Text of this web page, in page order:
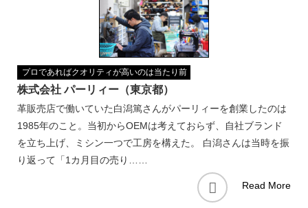
プロであればクオリティが高いのは当たり前
株式会社 パーリィー（東京都）
革販売店で働いていた白潟篤さんがパーリィーを創業したのは
1985年のこと。当初からOEMは考えておらず、自社ブランド
を立ち上げ、ミシン一つで工房を構えた。 白潟さんは当時を振
り返って「1カ月目の売り……
Read More